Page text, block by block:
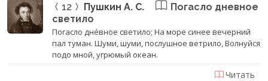
12 Пушкин А. С.
Погасло дневное
светило
Погасло дне́вное светило; На море синее вечерний
пал туман. Шуми, шуми, послушное ветрило, Волнуйся
подо мной, угрюмый океан.
Читать